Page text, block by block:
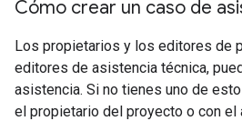
Cómo crear un caso de
Los propietarios y los editores de
editores de asistencia técnica,
asistencia. Si no tienes uno de
el propietario del proyecto o con el